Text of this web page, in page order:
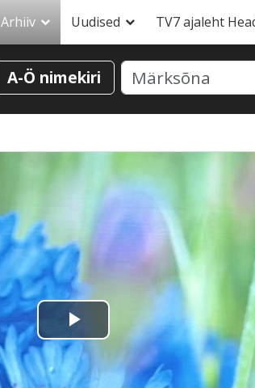
Arhiiv Uudised TV7 ajaleht
A-Ö nimekiri
Esita
video